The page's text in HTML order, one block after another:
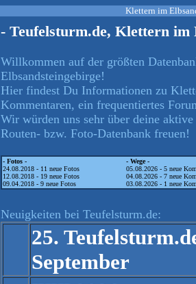
Klettern im
- Teufelsturm.de, Klettern im
Willkommen auf der größten
Elbsandsteingebirge!
Hier findest Du Informationen zu
Kommentaren, ein frequentiertes
Wir würden uns sehr über deine
Routen- bzw. Foto-Datenbank freuen!
- Fotos -
24.08.2018 - 11 neue Fotos
12.08.2018 - 19 neue Fotos
09.04.2018 - 9 neue Fotos
- Wege -
05.08.2026 - 5 neue
04.08.2026 - 7 neue
03.08.2026 - 1 neue
Neuigkeiten bei Teufelsturm.de:
25.
September